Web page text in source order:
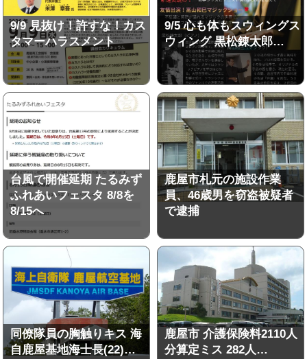
9/9 見抜け！許すな！カス
タマーハラスメント
9/5 心も体もスウィングス
ウィング 黒松錬太郎…
台風で開催延期 たるみず
ふれあいフェスタ 8/8を
8/15へ
鹿屋市札元の施設作業
員、46歳男を窃盗被疑者
で逮捕
同僚隊員の胸触りキス 海
自鹿屋基地海士長(22)…
鹿屋市 介護保険料2110人
分算定ミス 282人…